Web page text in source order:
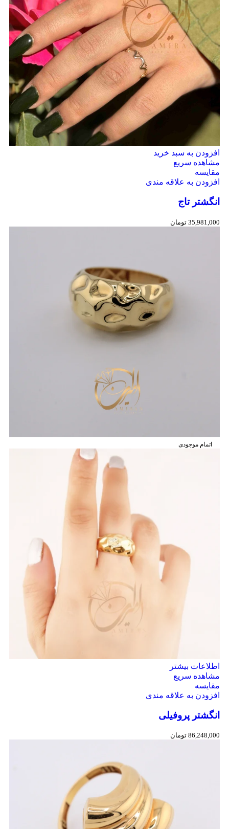
افزودن به سبد خرید
مشاهده سریع
مقایسه
افزودن به علاقه مندی
انگشتر تاج
35,981,000 تومان
اتمام موجودی
اطلاعات بیشتر
مشاهده سریع
مقایسه
افزودن به علاقه مندی
انگشتر پروفیلی
86,248,000 تومان